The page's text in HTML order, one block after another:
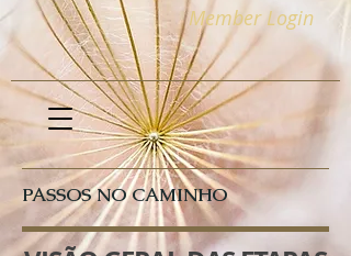
Member Login
PASSOS NO CAMINHO